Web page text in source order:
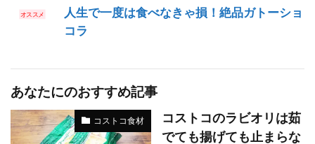
人生で一度は食べなきゃ損！絶品ガトーショ
コラ
あなたにのおすすめ記事
コストコ食材
コストコのラビオリは茹
でても揚げても止まらな